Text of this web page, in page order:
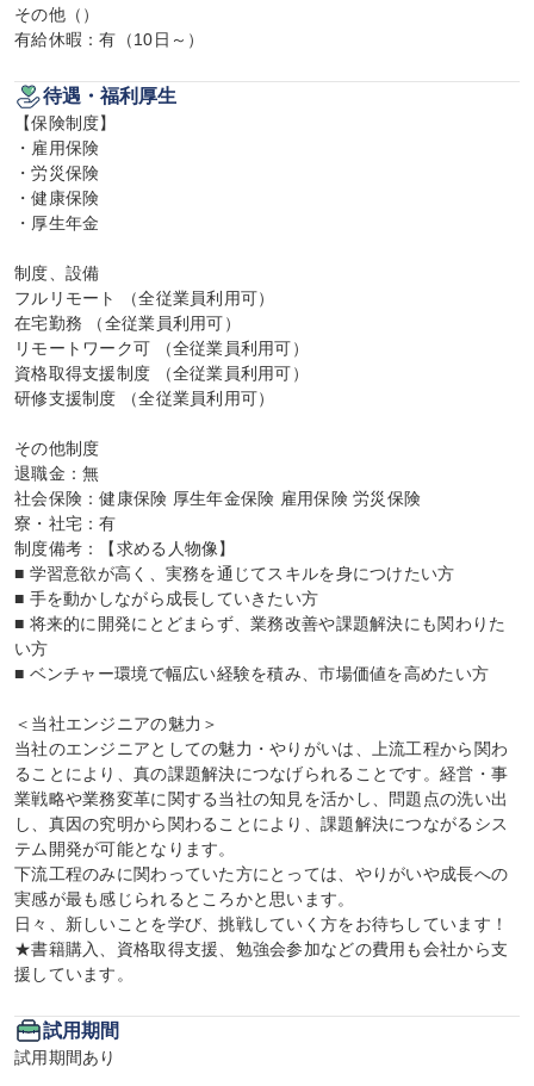
その他（）
有給休暇：有（10日～）
待遇・福利厚生
【保険制度】
・雇用保険
・労災保険
・健康保険
・厚生年金
制度、設備
フルリモート （全従業員利用可）
在宅勤務 （全従業員利用可）
リモートワーク可 （全従業員利用可）
資格取得支援制度 （全従業員利用可）
研修支援制度 （全従業員利用可）
その他制度
退職金：無
社会保険：健康保険 厚生年金保険 雇用保険 労災保険
寮・社宅：有
制度備考：【求める人物像】
■ 学習意欲が高く、実務を通じてスキルを身につけたい方
■ 手を動かしながら成長していきたい方
■ 将来的に開発にとどまらず、業務改善や課題解決にも関わりた
い方
■ ベンチャー環境で幅広い経験を積み、市場価値を高めたい方
＜当社エンジニアの魅力＞
当社のエンジニアとしての魅力・やりがいは、上流工程から関わ
ることにより、真の課題解決につなげられることです。経営・事
業戦略や業務変革に関する当社の知見を活かし、問題点の洗い出
し、真因の究明から関わることにより、課題解決につながるシス
テム開発が可能となります。
下流工程のみに関わっていた方にとっては、やりがいや成長への
実感が最も感じられるところかと思います。
日々、新しいことを学び、挑戦していく方をお待ちしています！
★書籍購入、資格取得支援、勉強会参加などの費用も会社から支
援しています。
試用期間
試用期間あり